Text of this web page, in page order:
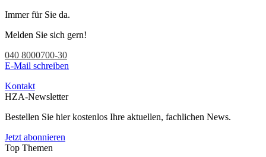
Immer für Sie da.
Melden Sie sich gern!
040 8000700-30
E-Mail schreiben
Kontakt
HZA-Newsletter
Bestellen Sie hier kostenlos Ihre aktuellen, fachlichen News.
Jetzt abonnieren
Top Themen